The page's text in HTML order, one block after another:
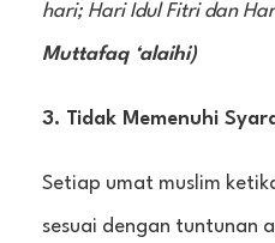
hari; Hari Idul Fitri dan
Muttafaq ‘alaihi)
3. Tidak Memenuhi
Setiap umat muslim
sesuai dengan tuntunan